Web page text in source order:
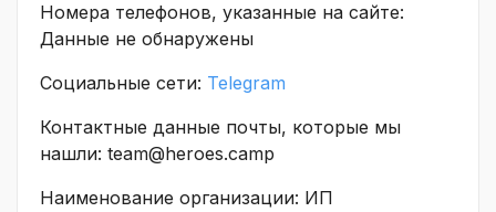
Номера телефонов, указанные на сайте:
Данные не обнаружены
Социальные сети: Telegram
Контактные данные почты, которые мы
нашли: team@heroes.camp
Наименование организации: ИП